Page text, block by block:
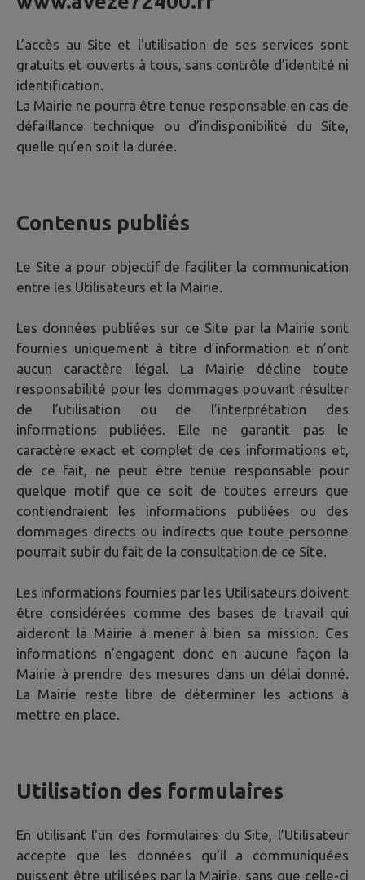
L’accès au Site et l'utilisation de ses services sont
gratuits et ouverts à tous, sans contrôle d’identité ni
identification.
La Mairie ne pourra être tenue responsable en cas de
défaillance technique ou d’indisponibilité du Site,
quelle qu’en soit la durée.
Contenus publiés
Le Site a pour objectif de faciliter la communication
entre les Utilisateurs et la Mairie.
Les données publiées sur ce Site par la Mairie sont
fournies uniquement à titre d’information et n’ont
aucun caractère légal. La Mairie décline toute
responsabilité pour les dommages pouvant résulter
de l’utilisation ou de l’interprétation des
informations publiées. Elle ne garantit pas le
caractère exact et complet de ces informations et,
de ce fait, ne peut être tenue responsable pour
quelque motif que ce soit de toutes erreurs que
contiendraient les informations publiées ou des
dommages directs ou indirects que toute personne
pourrait subir du fait de la consultation de ce Site.
Les informations fournies par les Utilisateurs doivent
être considérées comme des bases de travail qui
aideront la Mairie à mener à bien sa mission. Ces
informations n’engagent donc en aucune façon la
Mairie à prendre des mesures dans un délai donné.
La Mairie reste libre de déterminer les actions à
mettre en place.
Utilisation des formulaires
En utilisant l'un des formulaires du Site, l’Utilisateur
accepte que les données qu’il a communiquées
puissent être utilisées par la Mairie, sans que celle-ci